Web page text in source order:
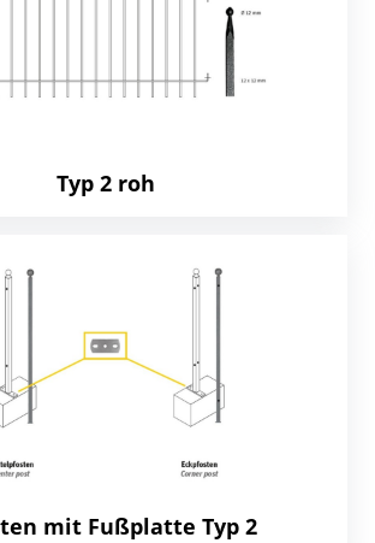
Typ 2 roh
mit Fußplatte Typ 2